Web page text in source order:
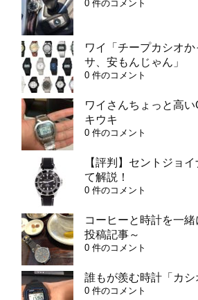
0 件のコメント
ワイ「チープカシオ
サ、安もんじゃん」
0 件のコメント
ワイさんちょっと高
キウキ
0 件のコメント
【評判】セントジョ
て解説！
0 件のコメント
コーヒーと時計を一
投稿記事～
0 件のコメント
誰もが羨む時計「カ
0 件のコメント